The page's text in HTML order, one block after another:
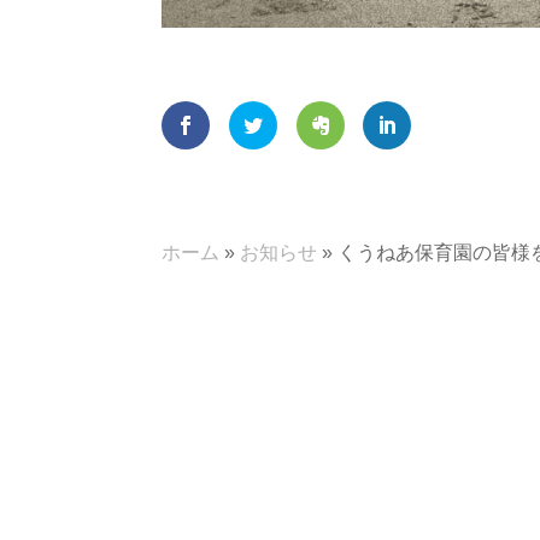
ホーム » お知らせ » くうねあ保育園の皆様